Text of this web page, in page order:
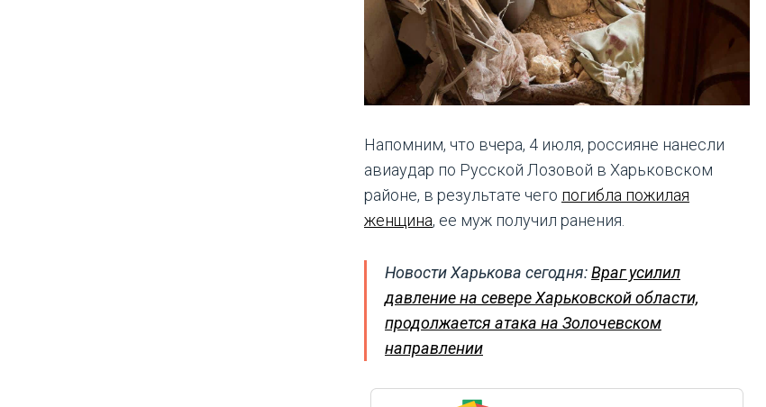
Напомним, что вчера, 4 июля, россияне нанесли
авиаудар по Русской Лозовой в Харьковском
районе, в результате чего погибла пожилая
женщина, ее муж получил ранения.
Новости Харькова сегодня:Враг усилил
давление на севере Харьковской области,
продолжается атака на Золочевском
направлении